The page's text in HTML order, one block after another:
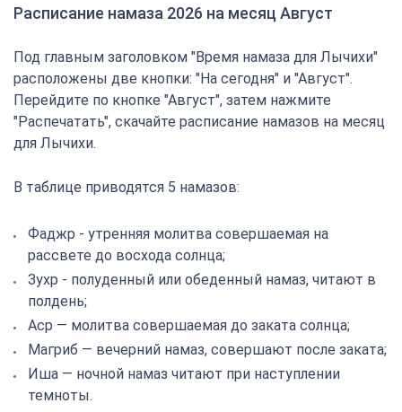
Расписание намаза 2026 на месяц Август
Под главным заголовком "Время намаза для Лычихи"
расположены две кнопки: "На сегодня" и "Август".
Перейдите по кнопке "Август", затем нажмите
"Распечатать", скачайте расписание намазов на месяц
для Лычихи.
В таблице приводятся 5 намазов:
Фаджр - утренняя молитва совершаемая на
рассвете до восхода солнца;
Зухр - полуденный или обеденный намаз, читают в
полдень;
Аср — молитва совершаемая до заката солнца;
Магриб — вечерний намаз, совершают после заката;
Иша — ночной намаз читают при наступлении
темноты.